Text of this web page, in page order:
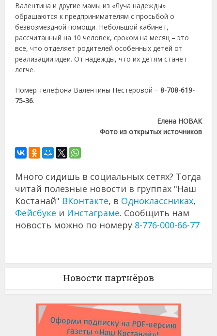
Валентина и другие мамы из «Луча надежды»
обращаются к предпринимателям с просьбой о
безвозмездной помощи. Небольшой кабинет,
рассчитанный на 10 человек, сроком на месяц – это
все, что отделяет родителей особенных детей от
реализации идеи. От надежды, что их детям станет
легче.
Номер телефона Валентины Нестеровой – 8-708-619-
75-36.
Елена НОВАК
Фото из открытых источников
Много сидишь в социальных сетях? Тогда
читай полезные новости в группах "Наш
Костанай" ВКонтакте, в Одноклассниках,
Фейсбуке и Инстаграме. Сообщить нам
новость можно по номеру 8-776-000-66-77
Новости партнёров